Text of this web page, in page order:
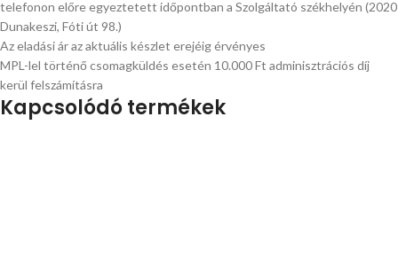
telefonon előre egyeztetett időpontban a Szolgáltató székhelyén (2020
Dunakeszi, Fóti út 98.)
Az eladási ár az aktuális készlet erejéig érvényes
MPL-lel történő csomagküldés esetén 10.000 Ft adminisztrációs díj
kerül felszámításra
Kapcsolódó termékek